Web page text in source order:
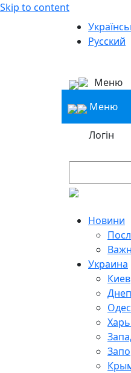
Skip to content
Русский
Меню
Меню
Логін
Новини
Украина
Киев